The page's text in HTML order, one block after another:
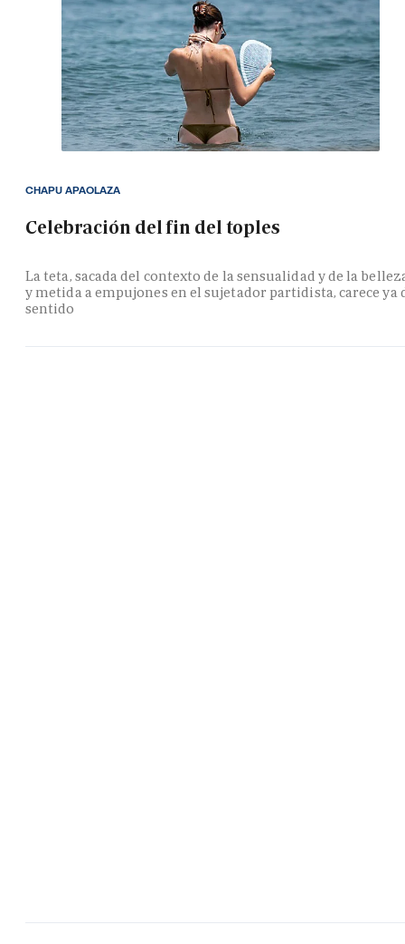
Celebración del fin del toples
La teta, sacada del contexto de la sensualidad y de la
y metida a empujones en el sujetador partidista, carece ya
sentido
CHAPU APAOLAZA